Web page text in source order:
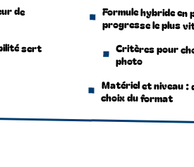
de
sert
Formule hybride
progresse le plus
Critères pour
photo
Matériel et niveau :
choix du format